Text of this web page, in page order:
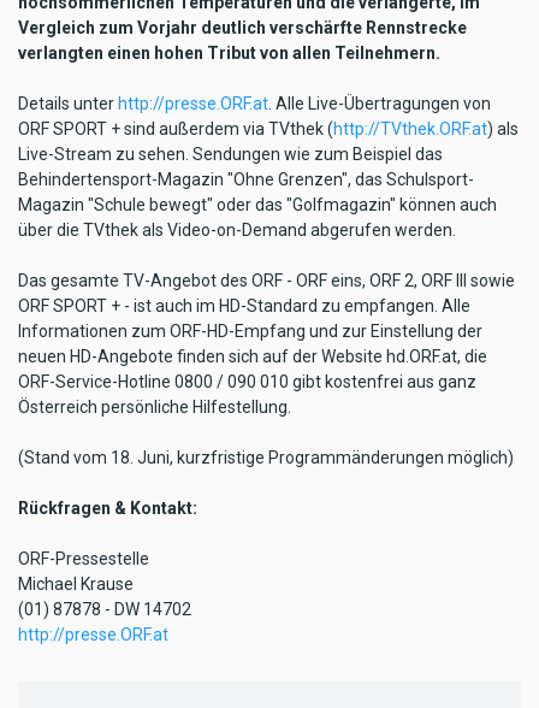
Vergleich zum Vorjahr deutlich verschärfte Rennstrecke
verlangten einen hohen Tribut von allen Teilnehmern.
Details unter http://presse.ORF.at . Alle Live-Übertragungen von
ORF SPORT + sind außerdem via TVthek (http://TVthek.ORF.at) als
Live-Stream zu sehen. Sendungen wie zum Beispiel das
Behindertensport-Magazin "Ohne Grenzen", das Schulsport-
Magazin "Schule bewegt" oder das "Golfmagazin" können auch
über die TVthek als Video-on-Demand abgerufen werden.
Das gesamte TV-Angebot des ORF - ORF eins, ORF 2, ORF III sowie
ORF SPORT + - ist auch im HD-Standard zu empfangen. Alle
Informationen zum ORF-HD-Empfang und zur Einstellung der
neuen HD-Angebote finden sich auf der Website hd.ORF.at, die
ORF-Service-Hotline 0800 / 090 010 gibt kostenfrei aus ganz
Österreich persönliche Hilfestellung.
(Stand vom 18. Juni, kurzfristige Programmänderungen möglich)
Rückfragen & Kontakt:
ORF-Pressestelle
Michael Krause
(01) 87878 - DW 14702
http://presse.ORF.at